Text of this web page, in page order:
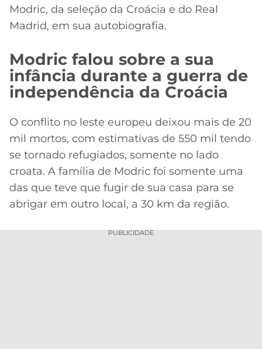
Modric, da seleção da Croácia e do Real
Madrid, em sua autobiografia.
Modric falou sobre a sua
infância durante a guerra de
independência da Croácia
O conflito no leste europeu deixou mais de 20
mil mortos, com estimativas de 550 mil tendo
se tornado refugiados, somente no lado
croata. A família de Modric foi somente uma
das que teve que fugir de sua casa para se
abrigar em outro local, a 30 km da região.
PUBLICIDADE